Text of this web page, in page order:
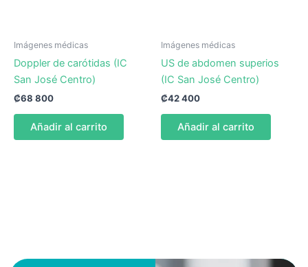
Imágenes médicas
Doppler de carótidas (IC
San José Centro)
₡68 800
Añadir al carrito
Imágenes médicas
US de abdomen superios
(IC San José Centro)
₡42 400
Añadir al carrito